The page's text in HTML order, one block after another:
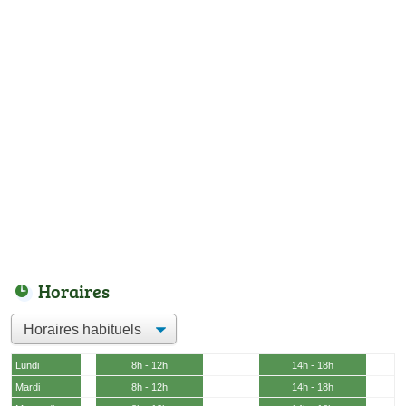
Horaires
Lundi 8h - 12h
14h - 18h
Mardi
8h - 12h
14h - 18h